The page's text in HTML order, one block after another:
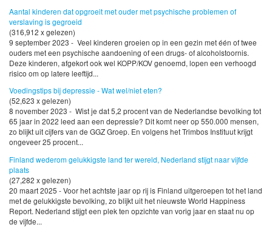
Aantal kinderen dat opgroeit met ouder met psychische problemen of
verslaving is gegroeid
(316,912 x gelezen)
9 september 2023 - Veel kinderen groeien op in een gezin met één of twee
ouders met een psychische aandoening of een drugs- of alcoholstoornis.
Deze kinderen, afgekort ook wel KOPP/KOV genoemd, lopen een verhoogd
risico om op latere leeftijd...
Voedingstips bij depressie - Wat wel/niet eten?
(52,623 x gelezen)
8 november 2023 - Wist je dat 5,2 procent van de Nederlandse bevolking tot
65 jaar in 2022 leed aan een depressie? Dit komt neer op 550.000 mensen,
zo blijkt uit cijfers van de GGZ Groep. En volgens het Trimbos Instituut krijgt
ongeveer 25 procent...
Finland wederom gelukkigste land ter wereld, Nederland stijgt naar vijfde
plaats
(27,282 x gelezen)
20 maart 2025 - Voor het achtste jaar op rij is Finland uitgeroepen tot het land
met de gelukkigste bevolking, zo blijkt uit het nieuwste World Happiness
Report. Nederland stijgt een plek ten opzichte van vorig jaar en staat nu op
de vijfde...